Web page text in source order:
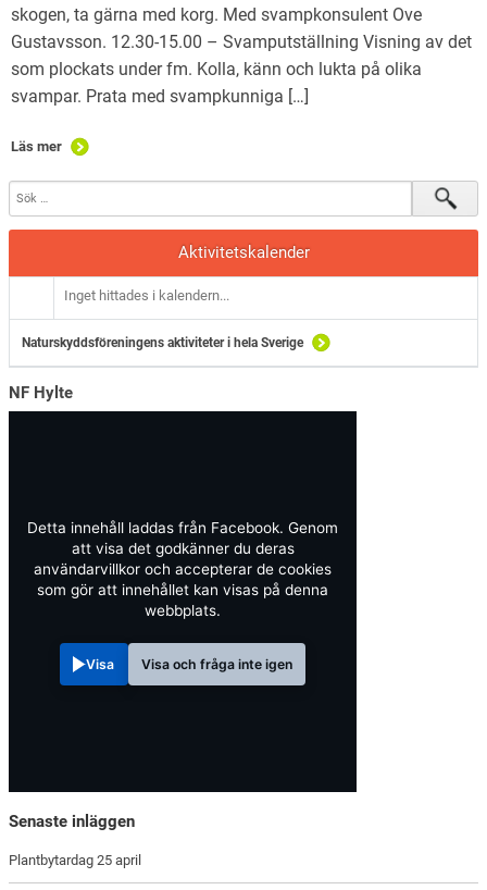
skogen, ta gärna med korg. Med svampkonsulent Ove
Gustavsson. 12.30-15.00 – Svamputställning Visning av det
som plockats under fm. Kolla, känn och lukta på olika
svampar. Prata med svampkunniga […]
Läs mer
Aktivitetskalender
Inget hittades i kalendern...
Naturskyddsföreningens aktiviteter i hela Sverige
NF Hylte
Detta innehåll laddas från Facebook. Genom
att visa det godkänner du deras
användarvillkor och accepterar de cookies
som gör att innehållet kan visas på denna
webbplats.
Visa Visa och fråga inte igen
Senaste inläggen
Plantbytardag 25 april